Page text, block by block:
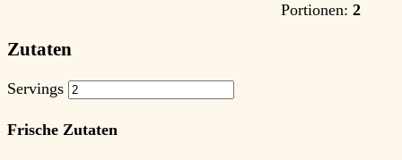
Portionen: 2
Zutaten
Servings
Frische Zutaten